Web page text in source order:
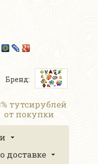
Бренд:
тутсирублей
от покупки
доставке